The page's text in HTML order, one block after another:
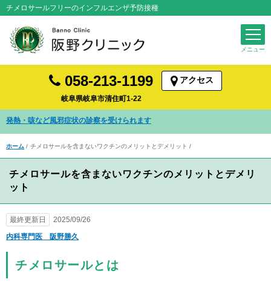
チメロサールフリーのインフルエンザ予防接種
058-213-1199
岐阜県岐阜市清住町1-22
アクセス
発熱・咳など風邪症状の診察を受けられます
ホーム チメロサールを含まないワクチンのメリットとデメリット
チメロサールを含まないワクチンのメリットとデメリ
ット
最終更新日
2025/09/26
内科専門医 阪野勝久
チメロサールとは